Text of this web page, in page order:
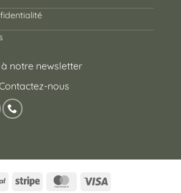
notre newsletter
nous
PayPal Stripe MasterCard